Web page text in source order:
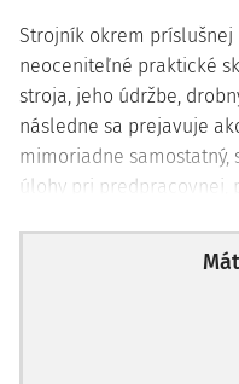
Strojník okrem
neoceniteľné praktické
stroja, jeho údržbe,
následne sa prejavuje
mimoriadne samostatný,
úlohy pri predpracovnej,
Počet pracovníkov na
technické normy a
byť k stroju pridelení